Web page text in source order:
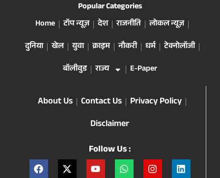
Popular Categories
Home
टॉप न्यूज़ देश राजनीति
लोकल न्यूज़
दुनिया
खेल युवा क्राइम नौकरी धर्म
टेक्नोलॉजी
बॉलीवुड
राज्य E-Paper
About Us Contact Us
Privacy Policy
Disclaimer
Follow Us :